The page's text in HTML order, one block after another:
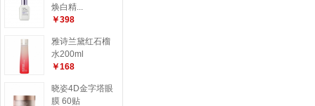
焕白精...
￥398
雅诗兰黛红石榴
水200ml
￥168
晓姿4D金字塔眼
膜 60贴